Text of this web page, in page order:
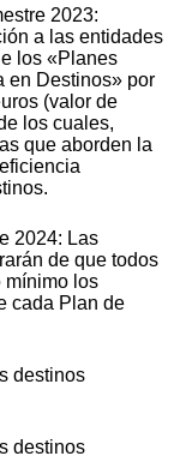
2023:
a las entidades
los «Planes
en Destinos» por
(valor de
los cuales,
que aborden la
2024: Las
de que todos
mínimo los
cada Plan de
destinos
destinos